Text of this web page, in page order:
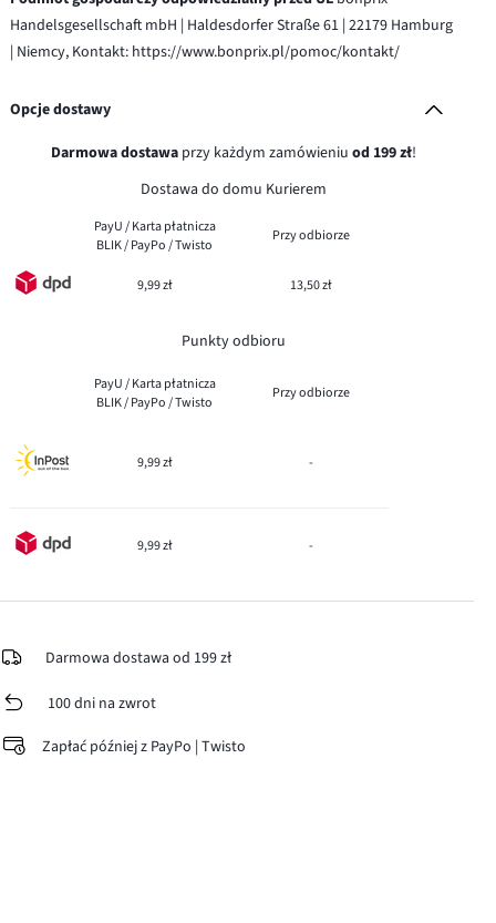
Handelsgesellschaft mbH | Haldesdorfer Straße 61 | 22179 Hamburg
| Niemcy, Kontakt: https://www.bonprix.pl/pomoc/kontakt/
Opcje dostawy
Darmowa dostawaprzy każdym zamówieniu od 199 zł!
Dostawa do domu Kurierem
PayU / Karta płatnicza
BLIK / PayPo / Twisto
Przy odbiorze
9,99 zł 13,50 zł
Punkty odbioru
PayU / Karta płatnicza
BLIK / PayPo / Twisto
Przy odbiorze
9,99 zł -
9,99 zł -
Darmowa dostawa od 199 zł
100 dni na zwrot
Zapłać później z PayPo | Twisto